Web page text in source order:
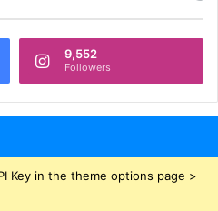
9,552
Followers
Key in the theme options page >